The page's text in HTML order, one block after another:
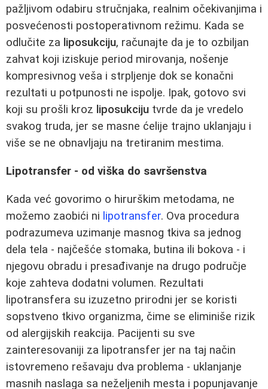
pažljivom odabiru stručnjaka, realnim očekivanjima i
posvećenosti postoperativnom režimu. Kada se
odlučite za liposukciju, računajte da je to ozbiljan
zahvat koji iziskuje period mirovanja, nošenje
kompresivnog veša i strpljenje dok se konačni
rezultati u potpunosti ne ispolje. Ipak, gotovo svi
koji su prošli kroz liposukciju tvrde da je vredelo
svakog truda, jer se masne ćelije trajno uklanjaju i
više se ne obnavljaju na tretiranim mestima.
Lipotransfer - od viška do savršenstva
Kada već govorimo o hirurškim metodama, ne
možemo zaobići ni lipotransfer. Ova procedura
podrazumeva uzimanje masnog tkiva sa jednog
dela tela - najčešće stomaka, butina ili bokova - i
njegovu obradu i presađivanje na drugo područje
koje zahteva dodatni volumen. Rezultati
lipotransfera su izuzetno prirodni jer se koristi
sopstveno tkivo organizma, čime se eliminiše rizik
od alergijskih reakcija. Pacijenti su sve
zainteresovaniji za lipotransfer jer na taj način
istovremeno rešavaju dva problema - uklanjanje
masnih naslaga sa neželjenih mesta i popunjavanje